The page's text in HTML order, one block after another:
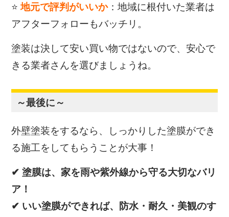
⭐地元で評判がいいか：地域に根付いた業者は
アフターフォローもバッチリ。
塗装は決して安い買い物ではないので、安心で
きる業者さんを選びましょうね。
～最後に～
外壁塗装をするなら、しっかりした塗膜ができ
る施工をしてもらうことが大事！
✔ 塗膜は、家を雨や紫外線から守る大切なバリ
ア！
✔ いい塗膜ができれば、防水・耐久・美観のす